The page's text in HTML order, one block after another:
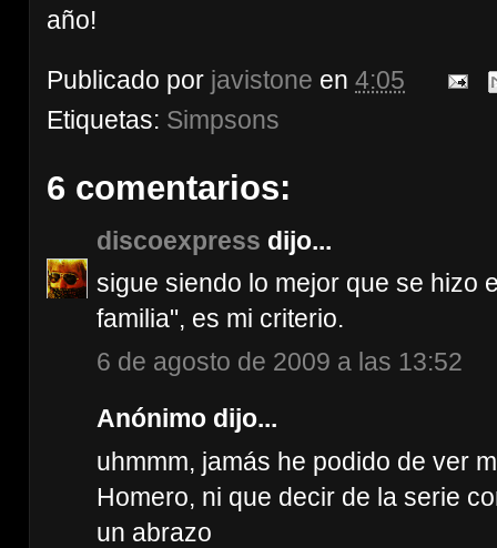
año!
Publicado por javistone en 4:05
Etiquetas: Simpsons
6 comentarios:
discoexpress dijo...
sigue siendo lo mejor que se hizo
familia", es mi criterio.
6 de agosto de 2009 a las 13:52
Anónimo dijo...
uhmmm, jamás he podido de ver
Homero, ni que decir de la serie
un abrazo